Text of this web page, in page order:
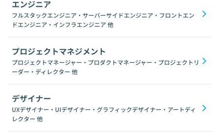
エンジニア
フルスタックエンジニア・サーバーサイドエンジニア・フロントエン
ドエンジニア・インフラエンジニア 他
プロジェクトマネジメント
プロジェクトマネージャー・プロダクトマネージャー・プロジェクトリ
ーダー・ディレクター 他
デザイナー
UXデザイナー・UIデザイナー・グラフィックデザイナー・アートディ
レクター 他